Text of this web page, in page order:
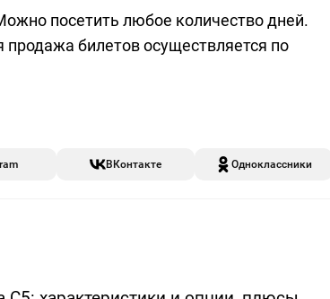
посетить любое количество дней.
продажа билетов осуществляется по
ВКонтакте Одноклассники